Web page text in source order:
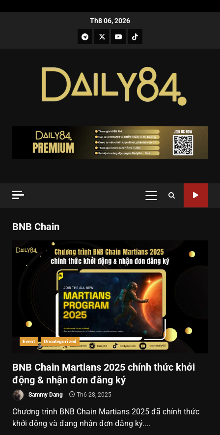
Th8 06, 2026
BNB Chain
Event Uncategorized
BNB Chain Martians 2025 chính thức khởi
động & nhận đơn đăng ký
Sammy Dang Th6 28, 2025
Chương trình BNB Chain Martians 2025 đã chính thức
khởi động và đang nhận đơn đăng ký....